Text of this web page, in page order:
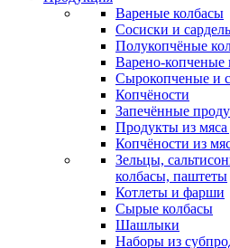
Вареные колбасы
Сосиски и
Полукопчёные
Варено-копченые
Сырокопченые и
Копчёности
Запечённые
Продукты из
Копчёности из
Зельцы,
колбасы, паштеты
Котлеты и фарши
Сырые колбасы
Шашлыки
Наборы из